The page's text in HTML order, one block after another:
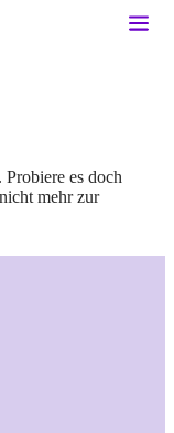
es doch
mehr zur